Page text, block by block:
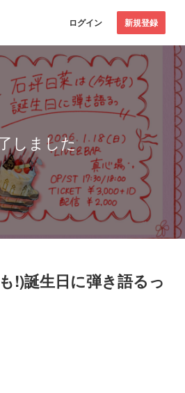
ログイン 新規登録
しました
!)誕生日に弾き語るっ